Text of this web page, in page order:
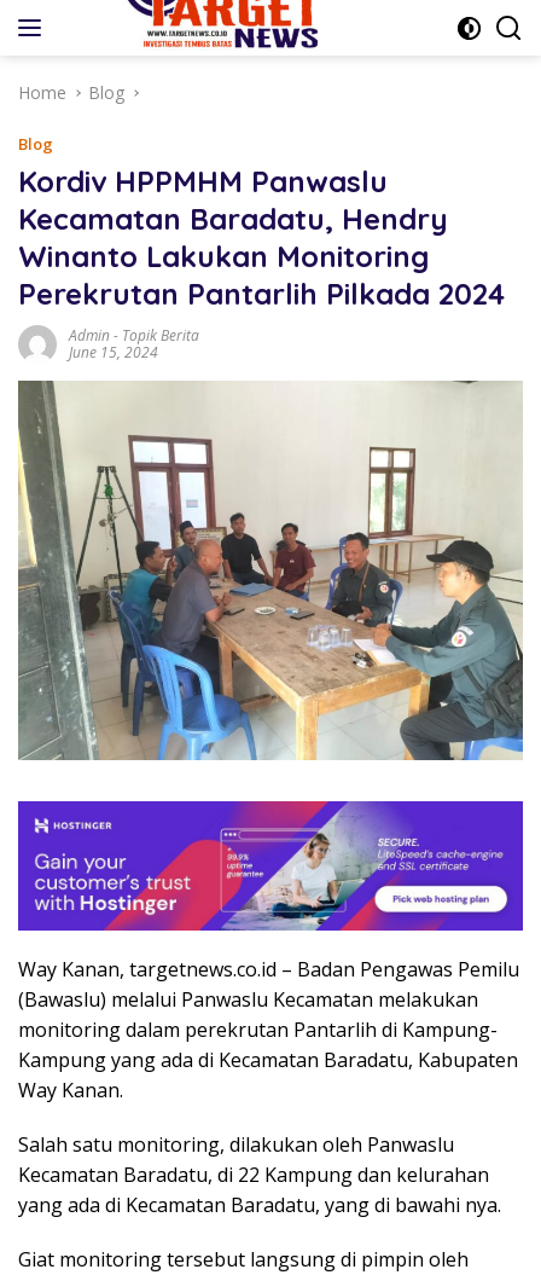
Home
Blog
Blog
Kordiv HPPMHM Panwaslu
Kecamatan Baradatu, Hendry
Winanto Lakukan Monitoring
Perekrutan Pantarlih Pilkada 2024
Admin- Topik Berita
June 15, 2024
Way Kanan, targetnews.co.id – Badan Pengawas Pemilu
(Bawaslu) melalui Panwaslu Kecamatan melakukan
monitoring dalam perekrutan Pantarlih di Kampung-
Kampung yang ada di Kecamatan Baradatu, Kabupaten
Way Kanan.
Salah satu monitoring, dilakukan oleh Panwaslu
Kecamatan Baradatu, di 22 Kampung dan kelurahan
yang ada di Kecamatan Baradatu, yang di bawahi nya.
Giat monitoring tersebut langsung di pimpin oleh